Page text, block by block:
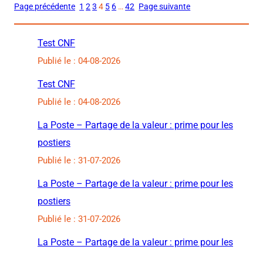
Page précédente 1 2 3 4 5 6 … 42 Page suivante
Test CNF
Publié le : 04-08-2026
Test CNF
Publié le : 04-08-2026
La Poste – Partage de la valeur : prime pour les
postiers
Publié le : 31-07-2026
La Poste – Partage de la valeur : prime pour les
postiers
Publié le : 31-07-2026
La Poste – Partage de la valeur : prime pour les